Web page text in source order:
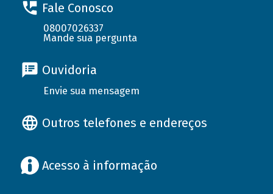
Fale Conosco
08007026337
Mande sua pergunta
Ouvidoria
Envie sua mensagem
Outros telefones e endereços
Acesso à informação